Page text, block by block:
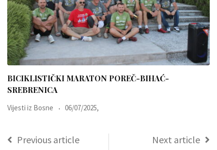
BICIKLISTIČKI MARATON POREČ-BIHAĆ-
SREBRENICA
Vijesti iz Bosne 06/07/2025,
Previous article Next article